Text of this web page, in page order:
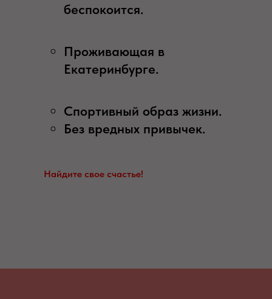
беспокоится.
Проживающая в
Екатеринбурге.
Спортивный образ жизни.
Без вредных привычек.
Найдите свое счастье!